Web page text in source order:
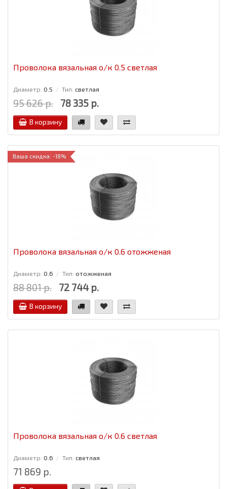
Проволока вязальная о/к 0.5 светлая
Диаметр: 0.5 Тип: светлая
95 626 р. 78 335 р.
В корзину
Ваша скидка: -18%
Проволока вязальная о/к 0.6 отожженая
Диаметр: 0.6 Тип: отожженая
88 801 р. 72 744 р.
В корзину
Проволока вязальная о/к 0.6 светлая
Диаметр: 0.6 Тип: светлая
71 869 р.